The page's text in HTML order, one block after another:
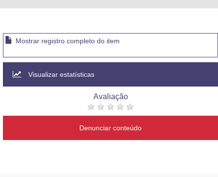
Mostrar registro completo do item
Visualizar estatísticas
Avaliação
Denunciar conteúdo